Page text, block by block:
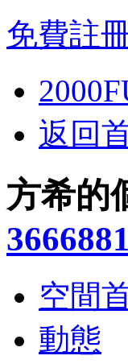
免費註
返回
方希的
3666881
空間
動態